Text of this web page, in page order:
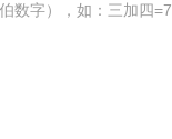
数字），如：三加四=7